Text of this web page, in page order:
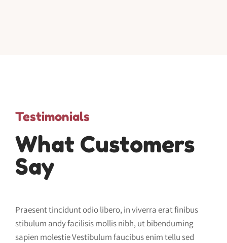
Testimonials
What Customers
Say
Praesent tincidunt odio libero, in viverra erat finibus
stibulum andy facilisis mollis nibh, ut bibenduming
sapien molestie Vestibulum faucibus enim tellu sed